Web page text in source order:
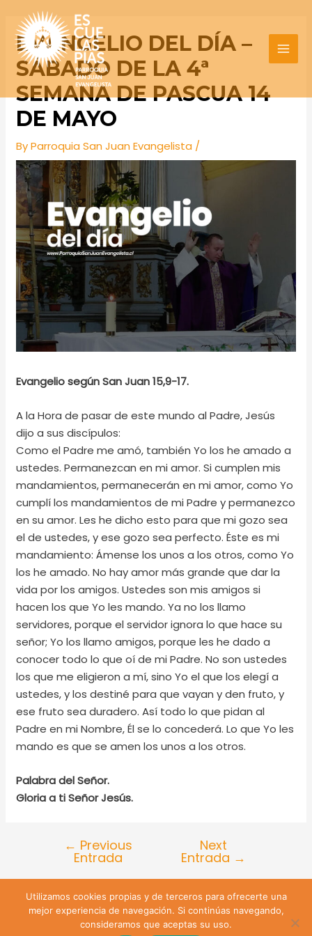
content
EVANGELIO DEL DÍA –
SÁBADO DE LA 4ª
SEMANA DE PASCUA 14
DE MAYO
ByParroquia San Juan Evangelista /
Evangelio según San Juan 15,9-17.
A la Hora de pasar de este mundo al Padre, Jesús
dijo a sus discípulos:
Como el Padre me amó, también Yo los he amado a
ustedes. Permanezcan en mi amor. Si cumplen mis
mandamientos, permanecerán en mi amor, como Yo
cumplí los mandamientos de mi Padre y permanezco
en su amor. Les he dicho esto para que mi gozo sea
el de ustedes, y ese gozo sea perfecto. Éste es mi
mandamiento: Ámense los unos a los otros, como Yo
los he amado. No hay amor más grande que dar la
vida por los amigos. Ustedes son mis amigos si
hacen los que Yo les mando. Ya no los llamo
servidores, porque el servidor ignora lo que hace su
señor; Yo los llamo amigos, porque les he dado a
conocer todo lo que oí de mi Padre. No son ustedes
los que me eligieron a mí, sino Yo el que los elegí a
ustedes, y los destiné para que vayan y den fruto, y
ese fruto sea duradero. Así todo lo que pidan al
Padre en mi Nombre, Él se lo concederá. Lo que Yo les
mando es que se amen los unos a los otros.
Palabra del Señor.
Gloria a ti Señor Jesús.
Post
navigation
← Previous
Entrada
Next
Entrada →
Lira 428 Santiago de Chile | Teléfono: +56 9 74809547 |
Email: sanjuanevangelista428@gmail.com
Utilizamos cookies propias y de terceros para ofrecerte una
mejor experiencia de navegación. Si continúas navegando,
consideramos que aceptas su uso.